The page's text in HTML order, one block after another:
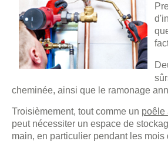
cheminée, ainsi que le ramonage
Troisièmement, tout comme un poêle
peut nécessiter un espace de
main, en particulier pendant les mois